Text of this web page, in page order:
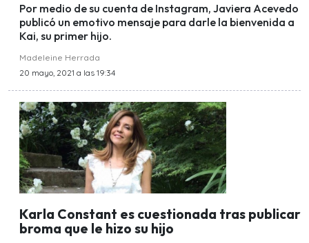
Por medio de su cuenta de Instagram, Javiera Acevedo
publicó un emotivo mensaje para darle la bienvenida a
Kai, su primer hijo.
Madeleine Herrada
20 mayo, 2021 a las 19:34
Karla Constant es cuestionada tras publicar
broma que le hizo su hijo